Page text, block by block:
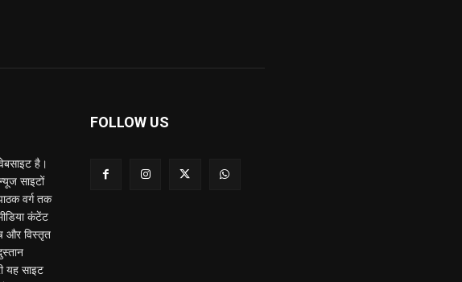
है।
साइटों
वर्ग तक
कंटेंट
और विस्तृत
यह साइट
FOLLOW US